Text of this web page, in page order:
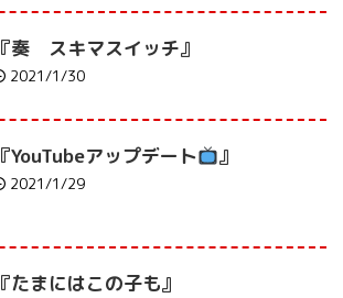
『奏 スキマスイッチ』
2021/1/30
『YouTubeアップデート 』
2021/1/29
『たまにはこの子も』